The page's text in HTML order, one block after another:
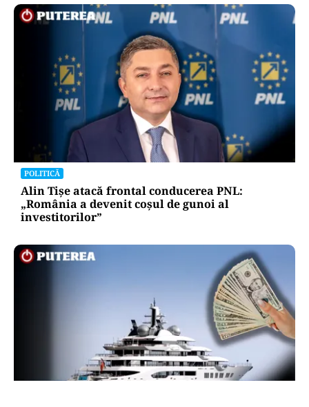
POLITICĂ
Alin Tișe atacă frontal conducerea PNL:
„România a devenit coșul de gunoi al
investitorilor”